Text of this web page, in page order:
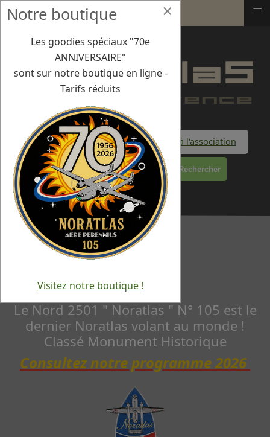
Faire un don à l'association
Rechercher
Le Nord 2501 " Noratlas " N° 105 est le
dernier Noratlas volant au monde !
Classé Monument Historique
Consultez notre programme 2026
×
Notre boutique
Les goodies spéciaux "70e
ANNIVERSAIRE"
sont sur notre boutique en ligne -
Tarifs réduits
Visitez notre boutique !
Aix-les-Milles - 20 avril 2019 ≡